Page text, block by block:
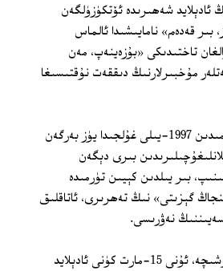
ئادېلايد شەھىرىدە ئۆتكۈزۈلگەن
بىر قەدەم» نامايىشىدا ئالماس
تاختىدىكى «بۇزەينەپ، مەن
مۇخبىرلارنىڭ دىققەت نۇقتىسىغا
مەلۇم بولۇشىچە ئالماس نىزامىدىن 1997-يىلى غۇلجىدا يۈز بەرگەن
بىرى دېگەن
بىر يىلدىن كېيىن تۈرمىدە
گېزىتى» نىڭ تەھرىرى، ئاتاقلىق
نەۋرىسى.
ئالماس نىزامىدىننىڭ بىلدۈرۈشىچە، ئۇنى 15-مارت كۈنى ئادېلايد